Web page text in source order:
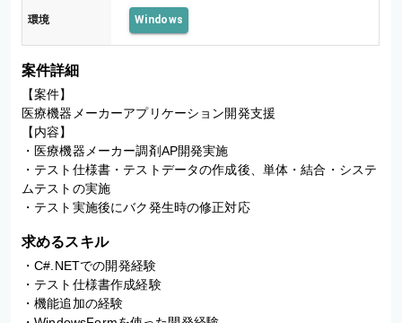
環境 Windows
案件詳細
【案件】
医療機器メーカーアプリケーション開発支援
【内容】
・医療機器メーカー調剤AP開発実施
・テスト仕様書・テストデータの作成後、単体・結合・システ
ムテストの実施
・テスト実施後にバク発生時の修正対応
求めるスキル
・C#.NETでの開発経験
・テスト仕様書作成経験
・機能追加の経験